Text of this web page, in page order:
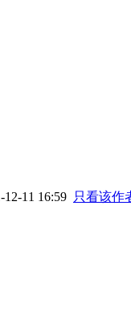
11 16:59 只看该作